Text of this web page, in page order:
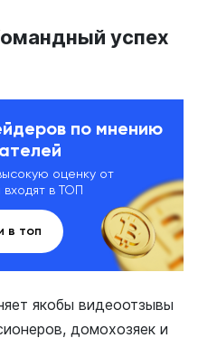
успех
по мнению
оценку от
в ТОП
в топ
якобы видеоотзывы
домохозяек и